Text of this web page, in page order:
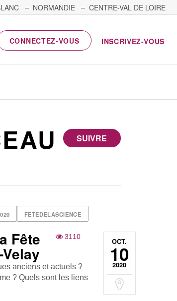
NORMANDIE
CENTRE-VAL DE LOIRE
CONNECTEZ-VOUS INSCRIVEZ-VOUS
SUIVRE
FETEDELASCIENCE
OCT.
10
2020
3110
Fête
anciens et actuels ?
? Quels sont les liens